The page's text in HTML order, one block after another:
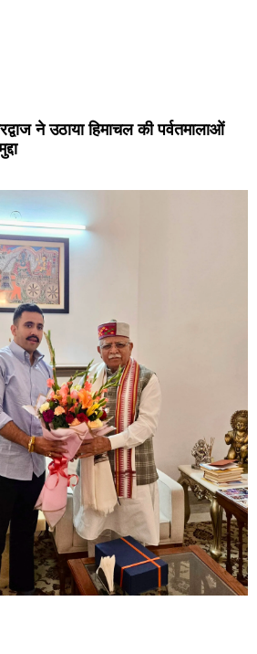
ने उठाया हिमाचल की पर्वतमालाओं